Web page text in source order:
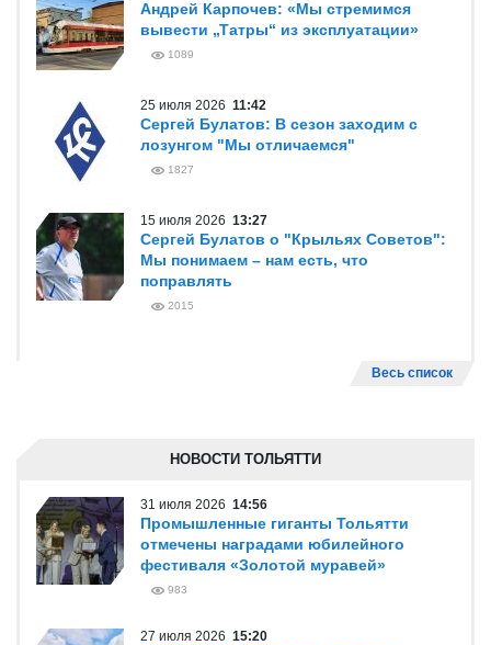
Андрей Карпочев: «Мы стремимся
вывести „Татры“ из эксплуатации»
1089
25 июля 2026 11:42
Сергей Булатов: В сезон заходим с
лозунгом "Мы отличаемся"
1827
15 июля 2026 13:27
Сергей Булатов о "Крыльях Советов":
Мы понимаем – нам есть, что
поправлять
2015
Весь список
НОВОСТИ ТОЛЬЯТТИ
31 июля 2026 14:56
Промышленные гиганты Тольятти
отмечены наградами юбилейного
фестиваля «Золотой муравей»
983
27 июля 2026 15:20